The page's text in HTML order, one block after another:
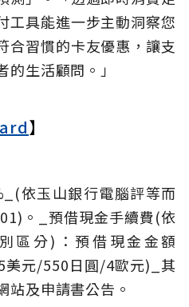
工具能進一步主動洞察您
合習慣的卡友優惠，讓支
生活顧問。」
】
依玉山銀行電腦評等而
。_預借現金手續費(依
區分)：預借現金金額
元/550日圓/4歐元)_其
站及申請書公告。